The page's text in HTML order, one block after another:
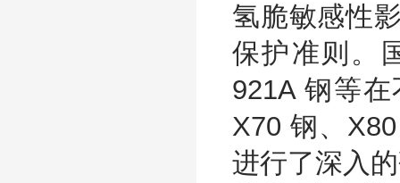
氢脆敏感性
保护准则。
921A 钢等
X70 钢、
进行了深入